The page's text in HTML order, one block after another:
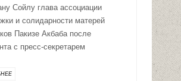
Сойлу глава ассоциации
и солидарности матерей
Пакизе Акбаба после
с пресс-секретарем